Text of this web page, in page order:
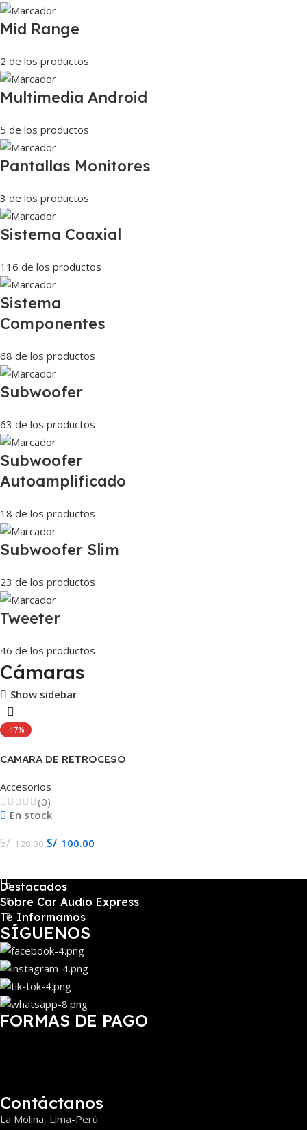
Mid Range
2 de los productos
Multimedia Android
5 de los productos
Pantallas Monitores
3 de los productos
Sistema Coaxial
116 de los productos
Sistema
Componentes
68 de los productos
Subwoofer
63 de los productos
Subwoofer
Autoamplificado
18 de los productos
Subwoofer Slim
23 de los productos
Tweeter
46 de los productos
Cámaras
Show sidebar
-17%
CAMARA DE RETROCESO
Accesorios
(0)
En stock
S/120.00 S/ 100.00
Destacados
Sobre Car Audio Express
Te Informamos
SÍGUENOS
FORMAS DE PAGO
Contáctanos
La Molina, Lima-Perú